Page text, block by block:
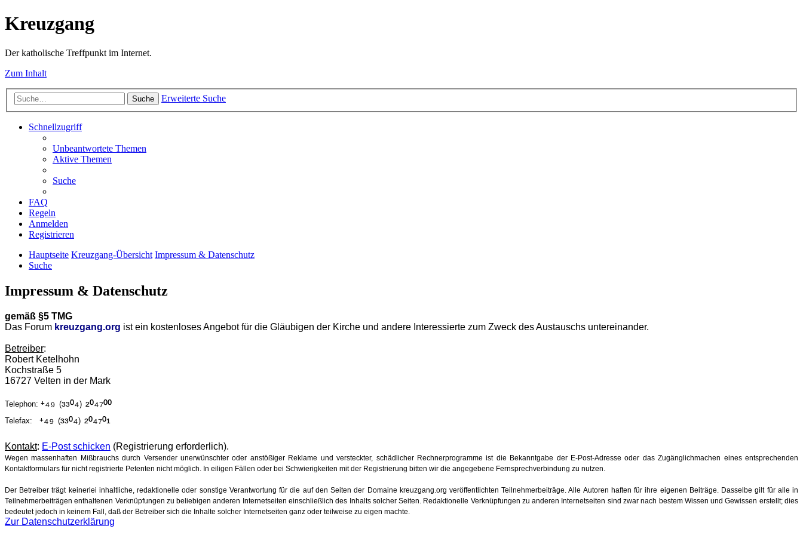
Kreuzgang
Der katholische Treffpunkt im Internet.
Zum Inhalt
Suche Erweiterte Suche
Schnellzugriff
Unbeantwortete Themen
Aktive Themen
Suche
FAQ
Regeln
Anmelden
Registrieren
Hauptseite Kreuzgang-Übersicht Impressum & Datenschutz
Suche
Impressum & Datenschutz
gemäß §5 TMG
Das Forum kreuzgang.org ist ein kostenloses Angebot für die Gläubigen der Kirche und andere Interessierte zum Zweck des Austauschs untereinander.
Betreiber:
Robert Ketelhohn
Kochstraße 5
16727 Velten in der Mark
Telephon: ⁺⁴⁹ (³³⁰⁴) ²⁰⁴⁷⁰⁰
Telefax: ⁺⁴⁹ (³³⁰⁴) ²⁰⁴⁷⁰¹
Kontakt: E-Post schicken (Registrierung erforderlich).
Wegen massenhaften Mißbrauchs durch Versender unerwünschter oder anstößiger Reklame und versteckter, schädlicher Rechnerprogramme ist die Bekanntgabe der E-Post-Adresse oder das Zugänglichmachen eines entsprechenden
Kontaktformulars für nicht registrierte Petenten nicht möglich. In eiligen Fällen oder bei Schwierigkeiten mit der Registrierung bitten wir die angegebene Fernsprechverbindung zu nutzen.
Der Betreiber trägt keinerlei inhaltliche, redaktionelle oder sonstige Verantwortung für die auf den Seiten der Domaine kreuzgang.org veröffentlichten Teilnehmerbeiträge. Alle Autoren haften für ihre eigenen Beiträge. Dasselbe gilt für alle in
Teilnehmerbeiträgen enthaltenen Verknüpfungen zu beliebigen anderen Internetseiten einschließlich des Inhalts solcher Seiten. Redaktionelle Verknüpfungen zu anderen Internetseiten sind zwar nach bestem Wissen und Gewissen erstellt; dies
bedeutet jedoch in keinem Fall, daß der Betreiber sich die Inhalte solcher Internetseiten ganz oder teilweise zu eigen machte.
Zur Datenschutzerklärung